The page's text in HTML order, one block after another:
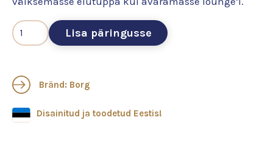
Lisa päringusse
Bränd: Borg
Disainitud ja toodetud Eestis!